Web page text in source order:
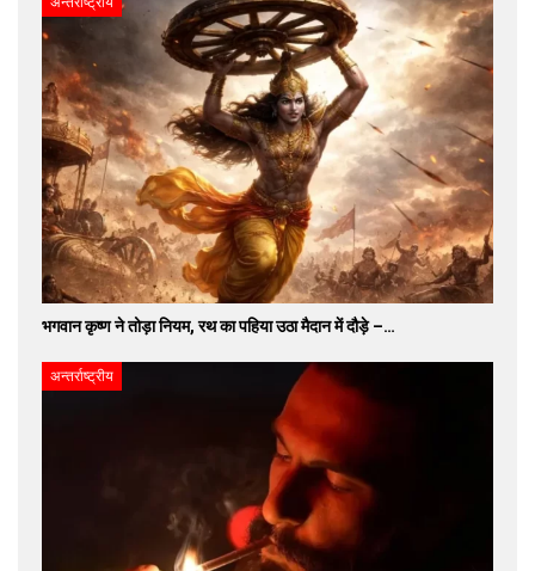
भगवान कृष्ण ने तोड़ा नियम, रथ का पहिया उठा मैदान में दौड़े –…
अन्तर्राष्ट्रीय